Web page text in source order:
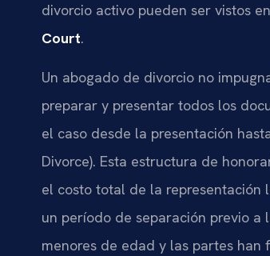
divorcio activo pueden ser vistos
Court.
Un abogado de divorcio no
preparar y presentar todos los
el caso desde la presentación
Divorce). Esta estructura de
el costo total de la representación
un período de separación previo a
menores de edad y las partes